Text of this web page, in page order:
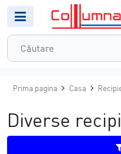
Prima pagina Casa
Diverse